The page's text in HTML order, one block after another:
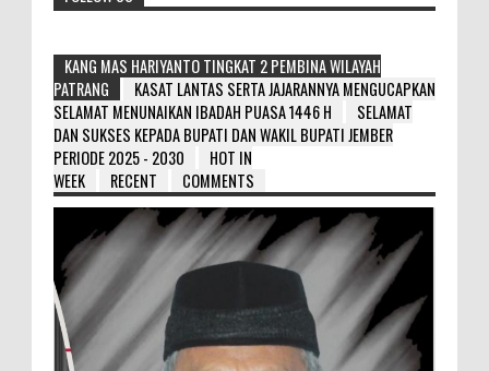
KANG MAS HARIYANTO TINGKAT 2 PEMBINA WILAYAH
PATRANG
KASAT LANTAS SERTA JAJARANNYA MENGUCAPKAN
SELAMAT MENUNAIKAN IBADAH PUASA 1446 H
SELAMAT
DAN SUKSES KEPADA BUPATI DAN WAKIL BUPATI JEMBER
PERIODE 2025 - 2030
HOT IN
WEEK
RECENT COMMENTS